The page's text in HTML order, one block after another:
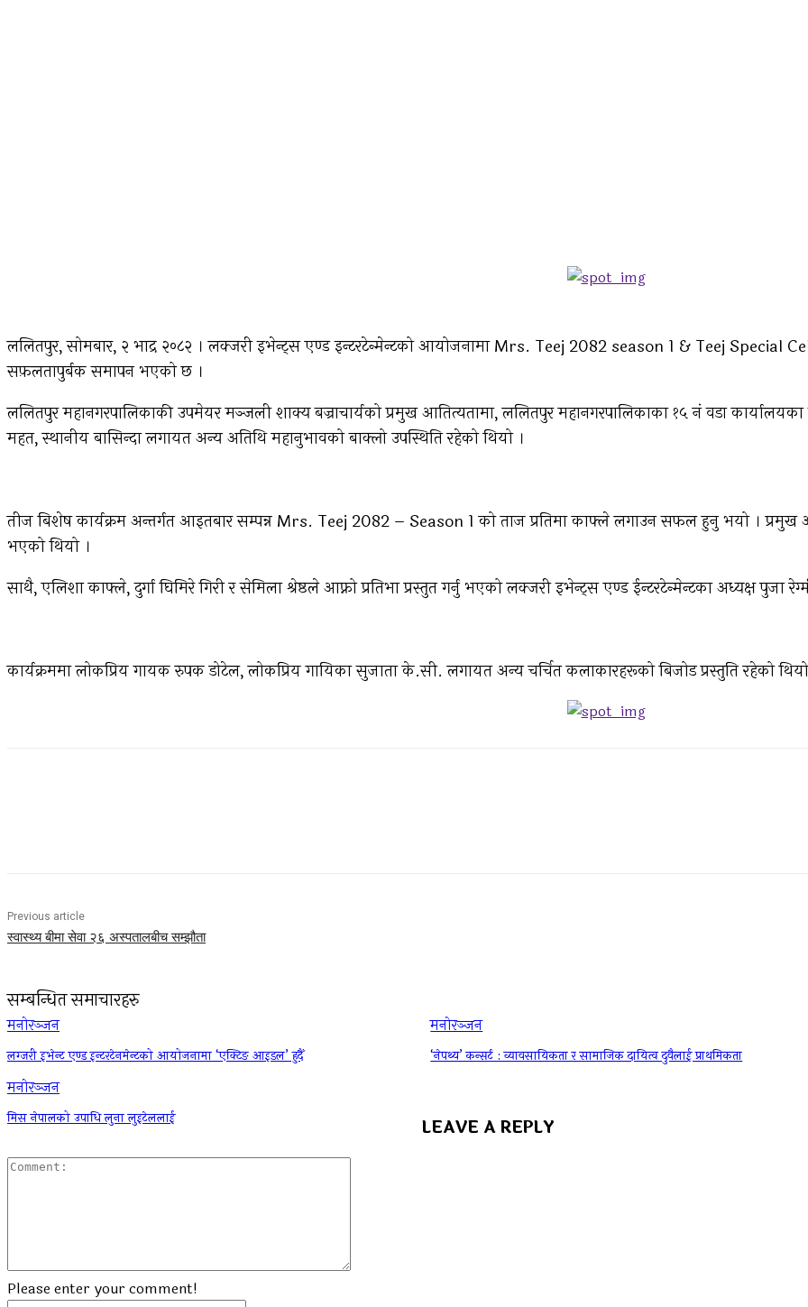
ललितपुर, सोमबार, २ भाद्र २०८२ । लक्जरी इभेन्ट्स एण्ड इन्टरटेन्मेन्टको आयोजनामा Mrs. Teej 2082 season 1 & Teej Special
सफ़लतापुर्बक समापन भएको छ ।
ललितपुर महानगरपालिकाकी उपमेयर मञ्जली शाक्य बज्राचार्यको प्रमुख आतित्यतामा, ललितपुर महानगरपालिकाका १५ नं वडा
महत, स्थानीय बासिन्दा लगायत अन्य अतिथि महानुभावको बाक्लो उपस्थिति रहेको थियो ।
तीज बिशेष कार्यक्रम अन्तर्गत आइतबार सम्पन्न Mrs. Teej 2082 – Season 1 को ताज प्रतिमा काफ्ले लगाउन सफल हुनु भयो । प्रमुख
भएको थियो ।
साथै, एलिशा काफ्ले, दुर्गा घिमिरे गिरी र सेमिला श्रेष्ठले आफ्नो प्रतिभा प्रस्तुत गर्नु भएको लक्जरी इभेन्ट्स एण्ड ईन्टरटेन्मेन्टका अध्यक्ष पुजा
कार्यक्रममा लोकप्रिय गायक रुपक डोटेल, लोकप्रिय गायिका सुजाता के.सी. लगायत अन्य चर्चित कलाकारहरूको बिजोड प्रस्तुति रहेको
Previous article
स्वास्थ्य बीमा सेवा २६ अस्पतालबीच सम्झौता
सम्बन्धित समाचारहरु
मनोरञ्जन
लग्जरी इभेन्ट एण्ड इन्टरटेनमेन्टको आयोजनामा ‘एक्टिङ आइडल’ हुदैँ
मनोरञ्जन
‘नेपथ्य’ कन्सर्ट : व्यावसायिकता र सामाजिक दायित्व दुवैलाई प्राथमिकता
मनोरञ्जन
मिस नेपालको उपाधि लुना लुइटेललाई LEAVE A REPLY
Please enter your comment!